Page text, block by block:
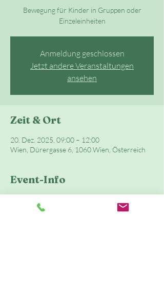
Bewegung für Kinder in Gruppen oder
Einzeleinheiten
Anmeldung geschlossen
Jetzt andere Veranstaltungen
ansehen
Zeit & Ort
20. Dez. 2025, 09:00 – 12:00
Wien, Dürergasse 6, 1060 Wien, Österreich
Event-Info
Sportliche Aktivitäten im Kindergarten- und